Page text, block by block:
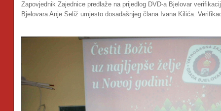
Zapovjednik Zajednice predlaže na prijedlog DVD-a Bjelovar
Bjelovara Anje Seliž umjesto dosadašnjeg člana Ivana Kilića.